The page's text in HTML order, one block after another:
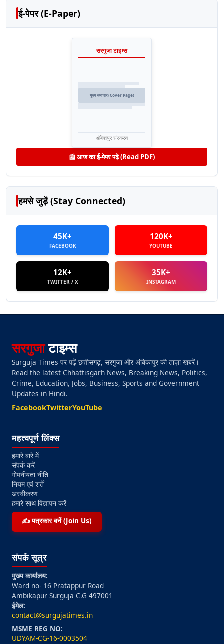
ई-पेपर (E-Paper)
सरगुजा टाइम्स
मुख्य समाचार (Cover Page)
अंबिकापुर संस्करण
📰 आज का ई-पेपर पढ़ें (Read PDF)
हमसे जुड़ें (Stay Connected)
45K+
FACEBOOK
120K+
YOUTUBE
12K+
TWITTER / X
35K+
INSTAGRAM
सरगुजाटाइम्स
Surguja Times पर पढ़ें छत्तीसगढ़, सरगुजा और अंबिकापुर की ताज़ा खबरें।
Read the latest Chhattisgarh News, Breaking News, Politics,
Crime, Education, Jobs, Business, Sports and Government
Updates in Hindi.
FacebookTwitterYouTube
महत्वपूर्ण लिंक्स
हमारे बारे में
संपर्क करें
गोपनीयता नीति
नियम एवं शर्तें
अस्वीकरण
हमारे साथ विज्ञापन करें
✍️ पत्रकार बनें (Join Us)
संपर्क सूत्र
मुख्य कार्यालय:
Ward no- 16 Pratappur Road
Ambikapur Surguja C.G 497001
ईमेल:
contact@surgujatimes.in
MSME REG NO:
UDYAM-CG-16-0003504